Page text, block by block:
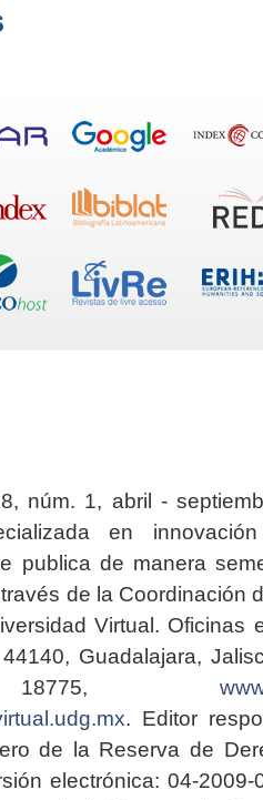
núm. 1, abril -
en
publica de manera
de la Coordinación
Virtual. Oficinas
Guadalajara,
. Editor
de la Reserva de
electrónica: 04-2009-